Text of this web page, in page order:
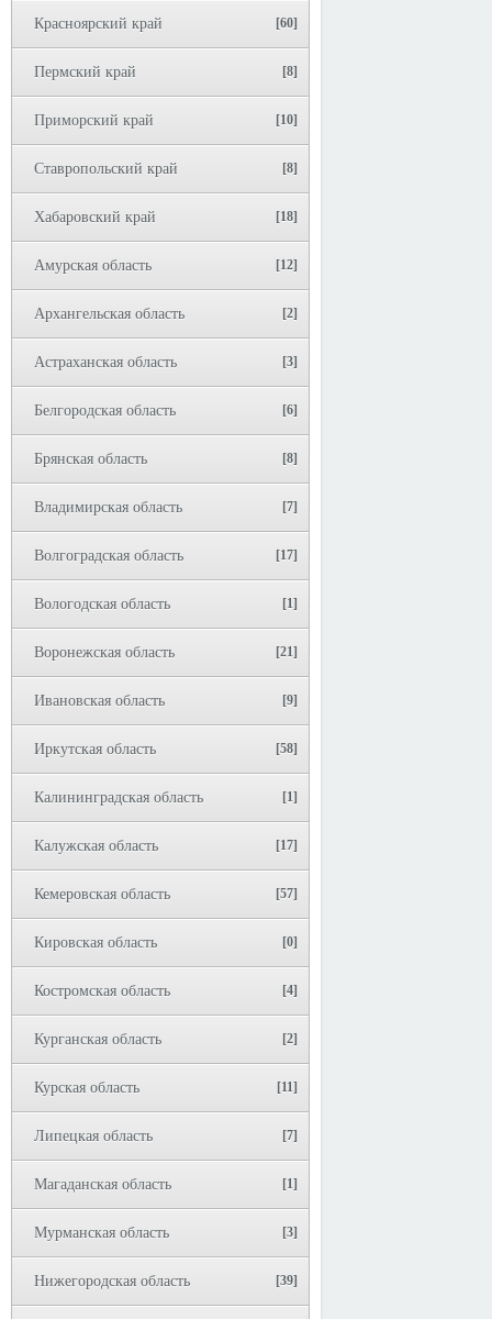
Красноярский край [60]
Пермский край [8]
Приморский край [10]
Ставропольский край [8]
Хабаровский край [18]
Амурская область [12]
Архангельская область [2]
Астраханская область [3]
Белгородская область [6]
Брянская область [8]
Владимирская область [7]
Волгоградская область [17]
Вологодская область [1]
Воронежская область [21]
Ивановская область [9]
Иркутская область [58]
Калининградская область [1]
Калужская область [17]
Кемеровская область [57]
Кировская область [0]
Костромская область [4]
Курганская область [2]
Курская область [11]
Липецкая область [7]
Магаданская область [1]
Мурманская область [3]
Нижегородская область [39]